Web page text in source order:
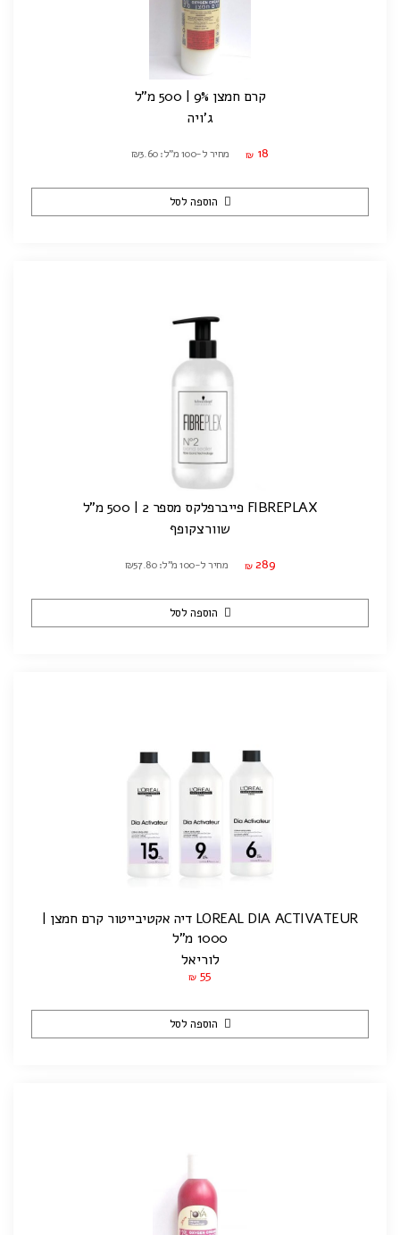
קרם חמצן 9% | 500 מ"ל
ג'ויה
₪ 18 מחיר ל-100 מ"ל: ₪3.60
הוספה לסל
FIBREPLAX פייברפלקס מספר 2 | 500 מ"ל
שוורצקופף
₪ 289 מחיר ל-100 מ"ל: ₪57.80
הוספה לסל
LOREAL DIA ACTIVATEUR דיה אקטיבייטור קרם חמצן |
1000 מ”ל
לוריאל
₪ 55
הוספה לסל